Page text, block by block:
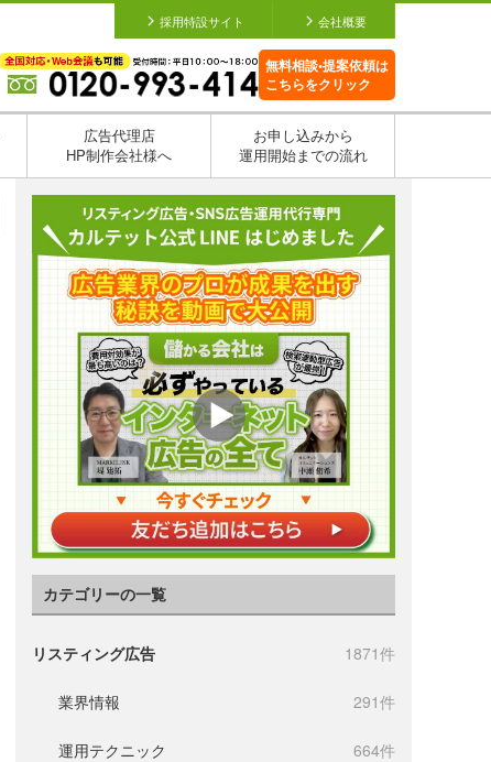
採用特設サイト 会社概要
無料相談•提案依頼は
こちらをクリック
広告代理店
HP制作会社様へ
お申し込みから
運用開始までの流れ
カテゴリーの一覧
リスティング広告 1871件
業界情報 291件
運用テクニック 664件